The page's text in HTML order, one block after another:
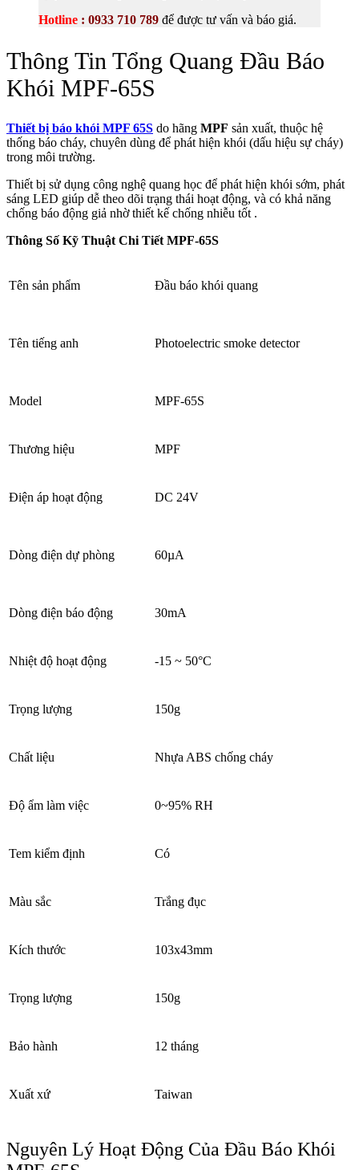
Hotline : 0933 710 789 để được tư vấn và báo giá.
Thông Tin Tổng Quang Đầu Báo
Khói MPF-65S
Thiết bị báo khói MPF 65S do hãng MPF sản xuất, thuộc hệ
thống báo cháy, chuyên dùng để phát hiện khói (dấu hiệu sự cháy)
trong môi trường.
Thiết bị sử dụng công nghệ quang học để phát hiện khói sớm, phát
sáng LED giúp dễ theo dõi trạng thái hoạt động, và có khả năng
chống báo động giả nhờ thiết kế chống nhiễu tốt .
Thông Số Kỹ Thuật Chi Tiết MPF-65S
Tên sản phẩm Đầu báo khói quang
Tên tiếng anh Photoelectric smoke detector
Model MPF-65S
Thương hiệu MPF
Điện áp hoạt động DC 24V
Dòng điện dự phòng 60µA
Dòng điện báo động 30mA
Nhiệt độ hoạt động -15 ~ 50°C
Trọng lượng 150g
Chất liệu Nhựa ABS chống cháy
Độ ẩm làm việc 0~95% RH
Tem kiểm định Có
Màu sắc Trắng đục
Kích thước 103x43mm
Trọng lượng 150g
Bảo hành 12 tháng
Xuất xứ Taiwan
Nguyên Lý Hoạt Động Của Đầu Báo Khói